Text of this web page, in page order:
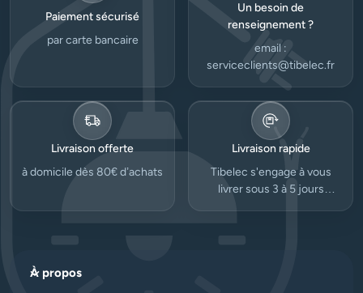
Paiement sécurisé
par carte bancaire
Un besoin de
renseignement ?
email :
serviceclients@tibelec.fr
Livraison offerte
à domicile dès 80€ d’achats
Livraison rapide
Tibelec s'engage à vous
livrer sous 3 à 5 jours
À propos